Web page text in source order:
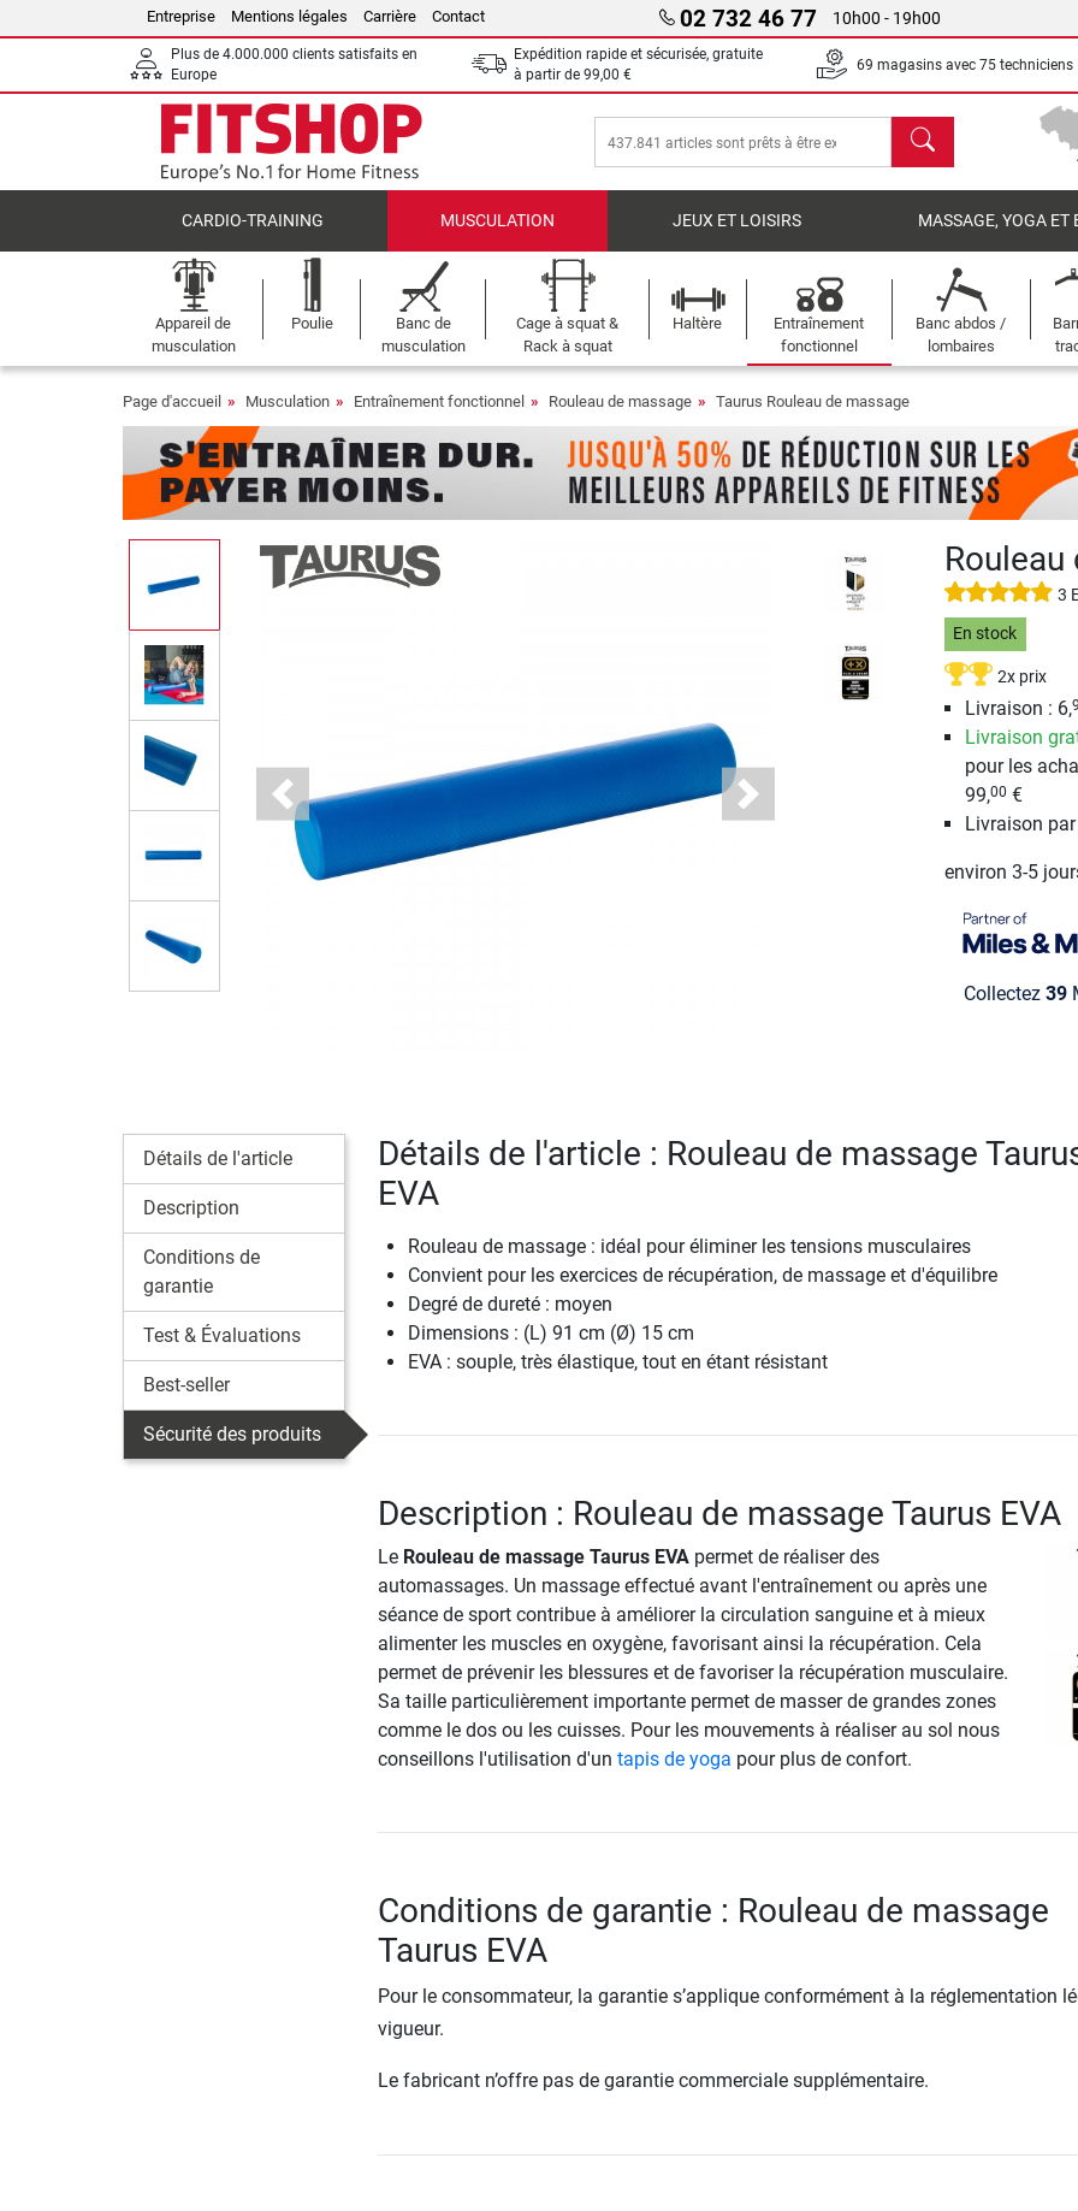
Entreprise Mentions légales Carrière Contact 02 732 46 77 10h00 - 19h00
Plus de 4.000.000 clients satisfaits en
Europe
Expédition rapide et sécurisée, gratuite
à partir de 99,00 €
69 magasins avec 75 techniciens
chercher
CARDIO-TRAINING MUSCULATION JEUX ET LOISIRS MASSAGE, YOGA ET
Appareil de
musculation
Poulie
Banc de
musculation
Cage à squat &
Rack à squat
Haltère
Entraînement
fonctionnel
Banc abdos /
lombaires
Page d'accueil Musculation Entraînement fonctionnel Rouleau de massage Taurus Rouleau de massage
Previous Next
Rouleau
3
En stock
2x prix
Livraison : 6,
Livraison
pour les
99,00 €
Livraison
environ 3-5
Collectez 39
Détails de l'article
Description
Conditions de
garantie
Test & Évaluations
Best-seller
Sécurité des produits
Détails de l'article : Rouleau de massage
EVA
Rouleau de massage : idéal pour éliminer les tensions musculaires
Convient pour les exercices de récupération, de massage et d'équilibre
Degré de dureté : moyen
Dimensions : (L) 91 cm (Ø) 15 cm
EVA : souple, très élastique, tout en étant résistant
Description : Rouleau de massage Taurus EVA
Le Rouleau de massage Taurus EVApermet de réaliser des
automassages. Un massage effectué avant l'entraînement ou après une
séance de sport contribue à améliorer la circulation sanguine et à mieux
alimenter les muscles en oxygène, favorisant ainsi la récupération. Cela
permet de prévenir les blessures et de favoriser la récupération musculaire.
Sa taille particulièrement importante permet de masser de grandes zones
comme le dos ou les cuisses. Pour les mouvements à réaliser au sol nous
conseillons l'utilisation d'un tapis de yoga pour plus de confort.
Conditions de garantie : Rouleau de massage
Taurus EVA
Pour le consommateur, la garantie s’applique conformément à la réglementation
vigueur.
Le fabricant n’offre pas de garantie commerciale supplémentaire.